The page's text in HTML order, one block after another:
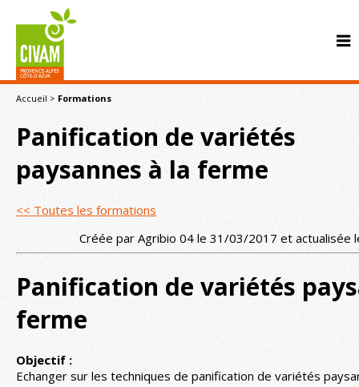
Accueil > Formations
Panification de variétés
paysannes à la ferme
<< Toutes les formations
Créée par Agribio 04 le 31/03/2017 et actualisée
Panification de variétés
ferme
Objectif :
Echanger sur les techniques de panification de variétés